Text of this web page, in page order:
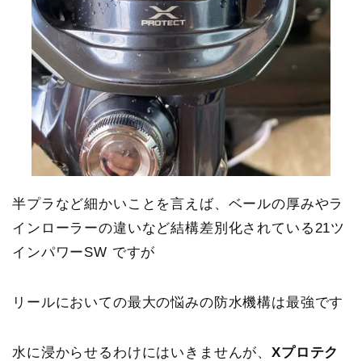
半プラなど細かいことを言えば、ベールの厚みやラ
インローラーの違いなど結構差別化されている21ツ
インパワーSW ですが
リールにおいての最大の悩みの防水機構は最強です
水に浸からせるわけにはいきませんが、Xプロテク